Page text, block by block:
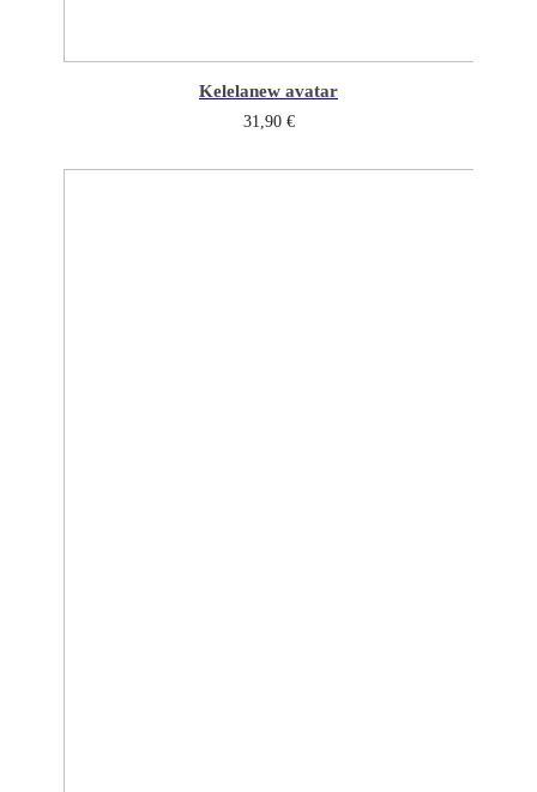
Kelelanew avatar
31,90 €